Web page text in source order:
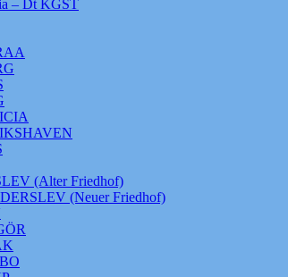
– Dt KGST
(Alter Friedhof)
(Neuer Friedhof)